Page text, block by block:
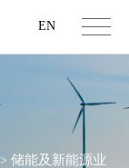
EN
>储能及新能源业